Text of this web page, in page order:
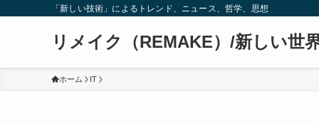
「新しい技術」によるトレンド、ニュース、哲学、思想
リメイク（REMAKE）/新しい世
ホーム IT